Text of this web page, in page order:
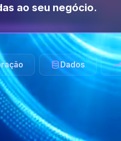
ao seu negócio.
Dados